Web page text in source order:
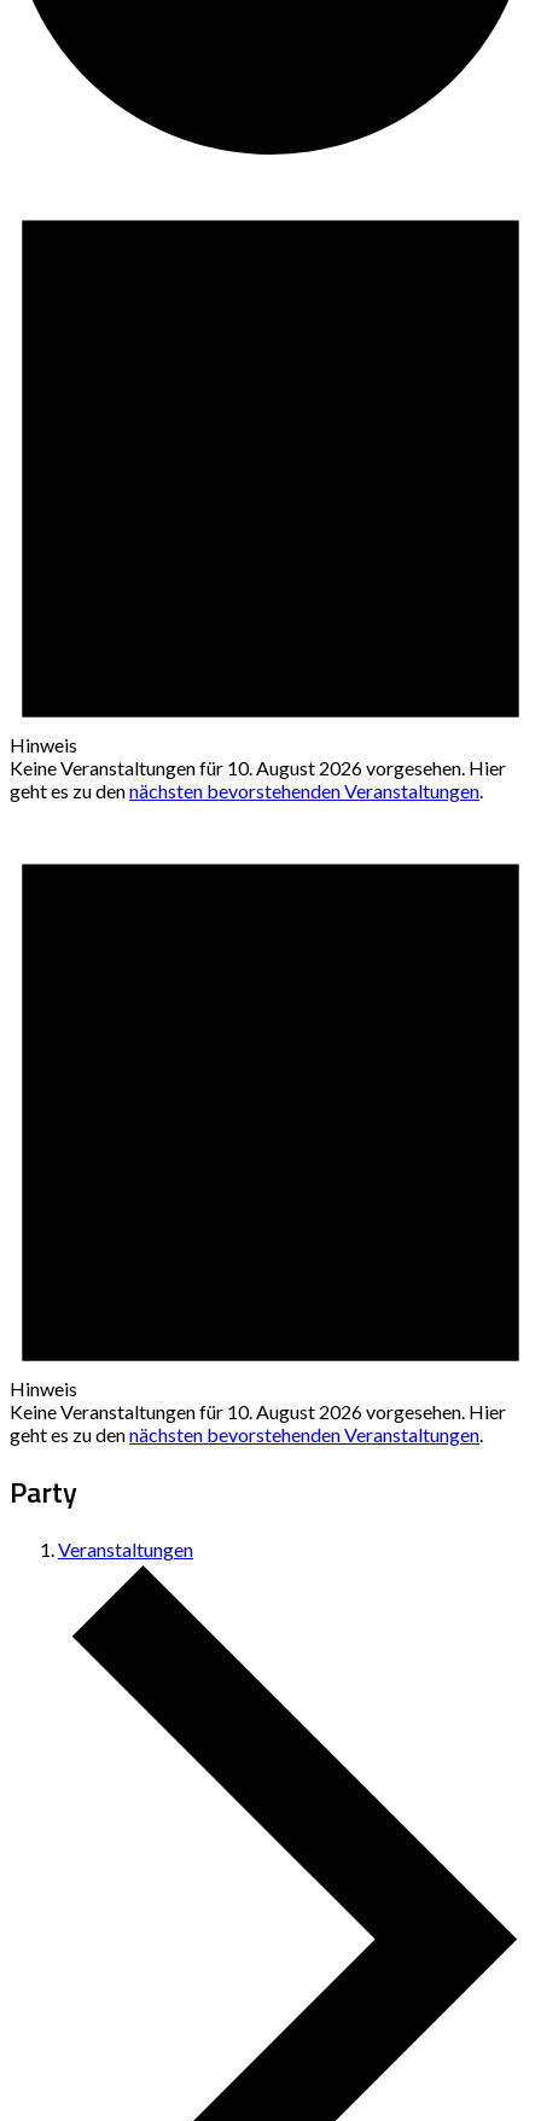
Hinweis
Keine Veranstaltungen für 10. August 2026 vorgesehen. Hier
geht es zu dennächsten bevorstehenden Veranstaltungen.
Hinweis
Keine Veranstaltungen für 10. August 2026 vorgesehen. Hier
geht es zu dennächsten bevorstehenden Veranstaltungen.
Party
Veranstaltungen